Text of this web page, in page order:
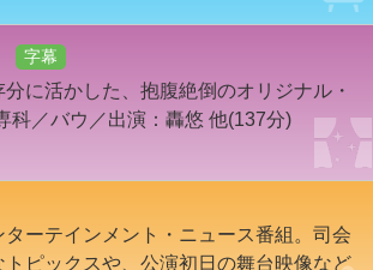
字幕
に活かした、抱腹絶倒のオリジナル・
科／バウ／出演：轟悠 他(137分)
ーテインメント・ニュース番組。司会
ピックスや、公演初日の舞台映像など